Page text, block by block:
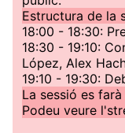
Estructura de la
18:00 - 18:30:
18:30 - 19:10:
López, Alex
19:10 - 19:30:
La sessió es
Podeu veure